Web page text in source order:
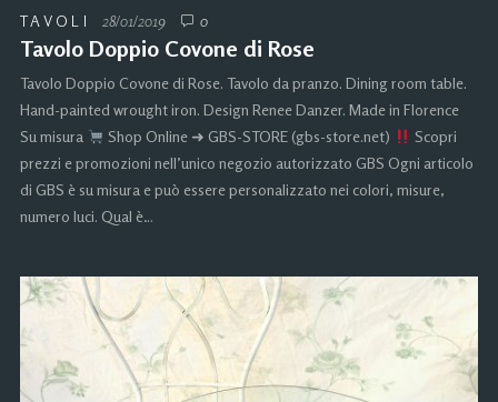
TAVOLI 28/01/2019 0
Tavolo Doppio Covone di Rose
Tavolo Doppio Covone di Rose. Tavolo da pranzo. Dining room table.
Hand-painted wrought iron. Design Renee Danzer. Made in Florence
Su misura
Shop Online ➜ GBS-STORE (gbs-store.net)
Scopri
prezzi e promozioni nell’unico negozio autorizzato GBS Ogni articolo
di GBS è su misura e può essere personalizzato nei colori, misure,
numero luci. Qual è…